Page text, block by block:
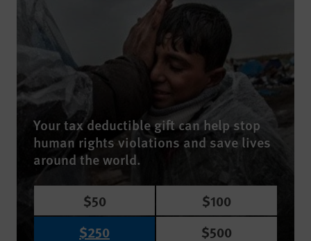
Your tax deductible gift can help stop
human rights violations and save lives
around the world.
$50
$100
$250
$500